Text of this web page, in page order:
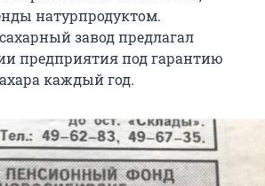
натурпродуктом.
завод предлагал
предприятия под гарантию
каждый год.